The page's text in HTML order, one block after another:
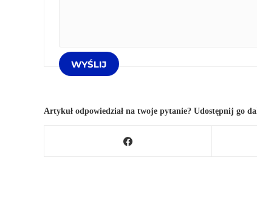
Artykuł odpowiedział na twoje pytanie? Udostępnij go